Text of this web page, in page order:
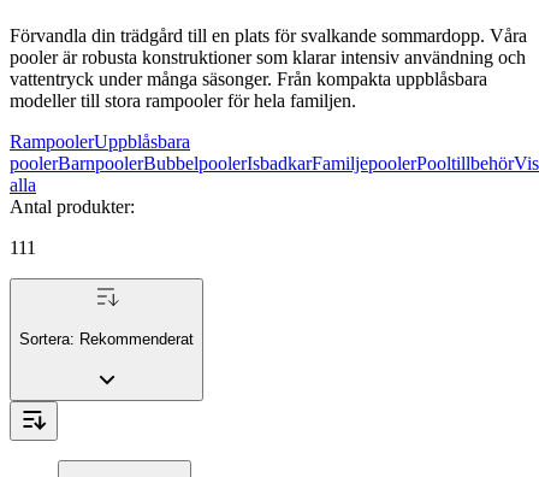
Förvandla din trädgård till en plats för svalkande sommardopp. Våra
pooler är robusta konstruktioner som klarar intensiv användning och
vattentryck under många säsonger. Från kompakta uppblåsbara
modeller till stora ram­pooler för hela familjen.
RampoolerUppblåsbara
poolerBarnpoolerBubbelpoolerIsbadkarFamiljepoolerPooltillbehör
alla
Antal produkter:
111
Sortera: Rekommenderat